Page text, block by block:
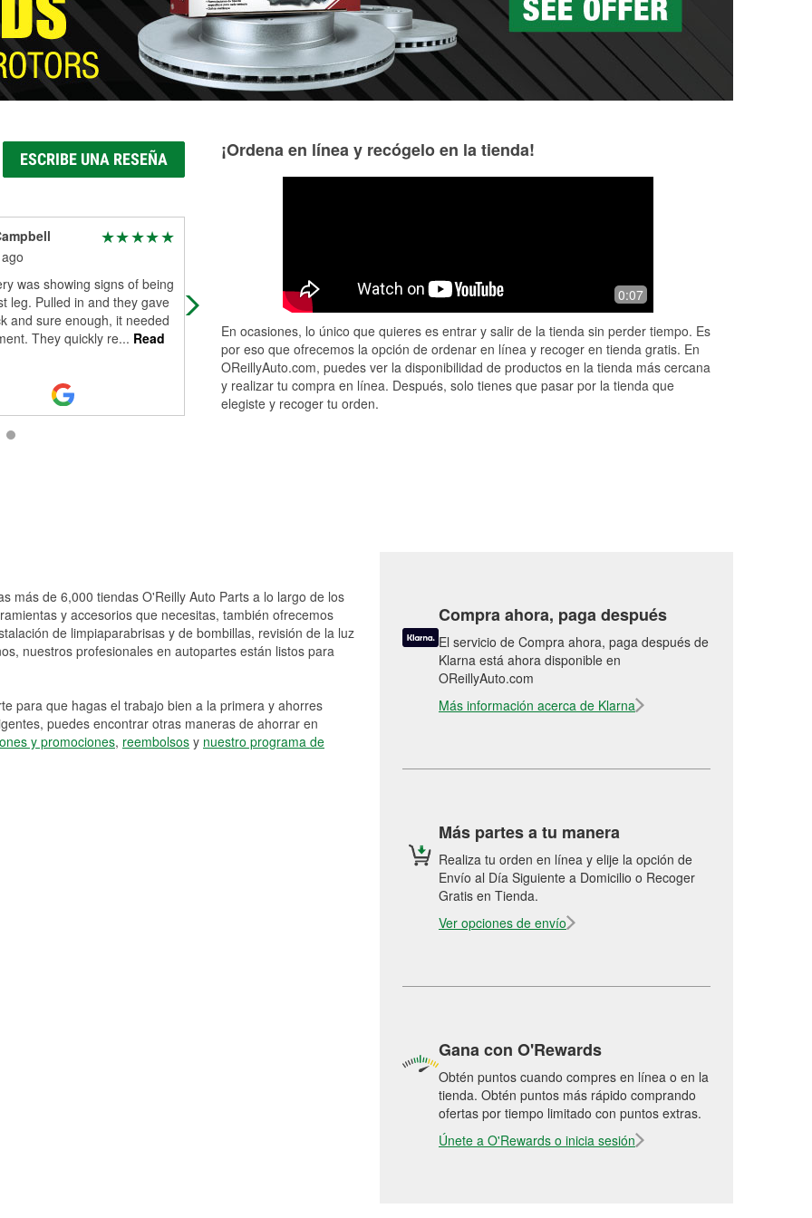
ESCRIBE UNA RESEÑA
was showing signs of being
leg. Pulled in and they gave
and sure enough, it needed
They quickly re... Read
The man at counter was above and
beyond and very friendly and great
After calling yalls competitors and
getting the run around and being lied
chance ive called before looking f ...
Read More
¡Ordena en línea y recógelo en la tienda!
0:07
En ocasiones, lo único que quieres es entrar y salir de la tienda sin perder tiempo. Es
por eso que ofrecemos la opción de ordenar en línea y recoger en tienda gratis. En
OReillyAuto.com, puedes ver la disponibilidad de productos en la tienda más cercana
y realizar tu compra en línea. Después, solo tienes que pasar por la tienda que
elegiste y recoger tu orden.
más de 6,000 tiendas O'Reilly Auto Parts a lo largo de los
y accesorios que necesitas, también ofrecemos
de limpiaparabrisas y de bombillas, revisión de la luz
nuestros profesionales en autopartes están listos para
para que hagas el trabajo bien a la primera y ahorres
puedes encontrar otras maneras de ahorrar en
y promociones, reembolsos y nuestro programa de
Compra ahora, paga después
El servicio de Compra ahora, paga después de
Klarna está ahora disponible en
OReillyAuto.com
Más información acerca de Klarna
Más partes a tu manera
Realiza tu orden en línea y elije la opción de
Envío al Día Siguiente a Domicilio o Recoger
Gratis en Tienda.
Ver opciones de envío
Gana con O'Rewards
Obtén puntos cuando compres en línea o en la
tienda. Obtén puntos más rápido comprando
ofertas por tiempo limitado con puntos extras.
Únete a O'Rewards o inicia sesión